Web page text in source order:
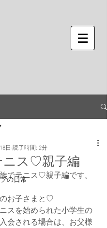
の日常
ニス♡親子編
日 読了時間: 2分
でテニス♡親子編です。
お子さまと♡
スを始められた小学生の
会される場合は、お父様